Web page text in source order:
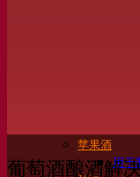
苹果酒
用于
葡萄酒酿酒解